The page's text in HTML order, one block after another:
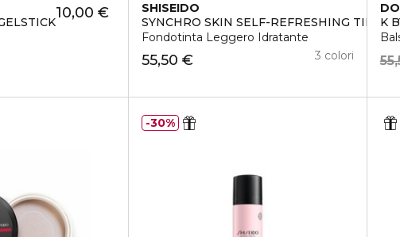
10,00 €
SHISEIDO
SYNCHRO SKIN SELF-REFRESHING TINT
Fondotinta Leggero Idratante
55,50 € 3 colori
K
30%